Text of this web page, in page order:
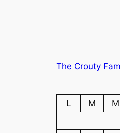
The Crouty
L
M M